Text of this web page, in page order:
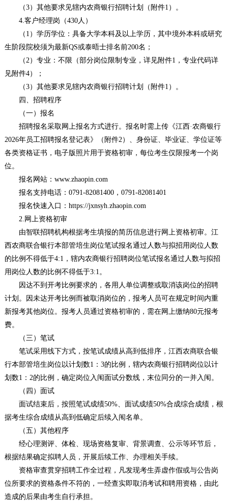
（3）其他要求见辖内农商银行招聘计划（附件1）。
4.客户经理岗（430人）
（1）学历学位：具备大学本科及以上学历，其中境外本科或研究
生阶段院校须为最新QS或泰晤士排名前200名；
（2）专业：不限（部分岗位限制专业，详见附件1，专业代码详
见附件4）；
（3）其他要求见辖内农商银行招聘计划（附件1）。
四、招聘程序
（一）报名
招聘报名采取网上报名方式进行。报名时需上传《江西·农商银行
2026年员工招聘报名登记表》（附件2）、身份证、毕业证、学位证等
各类资格证书，电子版照片用于资格初审，每位考生仅限报考一个岗
位。
报名网站：www.zhaopin.com
报名支持电话：0791-82081400，0791-82081401
报名快速入口：https://jxnsyh.zhaopin.com
2.网上资格初审
由智联招聘机构根据考生填报的简历信息进行网上资格初审。江
西农商联合银行本部管培生岗位笔试报名通过人数与拟招用岗位人数
的比例不得低于4:1，辖内农商银行招聘岗位笔试报名通过人数与拟招
用岗位人数的比例不得低于3:1。
因达不到开考比例要求的，各用人单位调整或取消该岗位的招聘
计划。因未达开考比例而被取消岗位的，报考人员可在规定时间内重
新报考其他岗位。报考人员通过资格初审的，需在网上缴纳80元报考
费。
（三）笔试
笔试采用线下方式，按笔试成绩从高到低排序，江西农商联合银
行本部管培生岗位以计划数1：3的比例，辖内农商银行招聘岗位以计
划数1：2的比例，确定岗位入闱面试分数线，末位同分的一并入闱。
（四）面试
面试结束后，按照笔试成绩50%、面试成绩50%合成综合成绩，根
据考生综合成绩从高到低确定后续入闱名单。
（五）其他程序
经心理测评、体检、现场资格复审、背景调查、公示等环节后，
根据结果确定拟聘人员，开展后续工作、办理相关手续。
资格审查贯穿招聘工作全过程，凡发现考生弄虚作假或与公告岗
位所要求的资格条件不符的，一经查实即取消考试和聘用资格，由此
造成的后果由考生自行承担。